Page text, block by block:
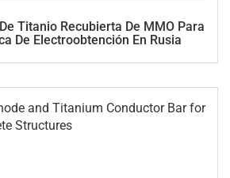
Titanio Recubierta De MMO Para
De Electroobtención En Rusia